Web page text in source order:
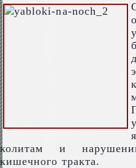
колитам и
кишечного тракта.